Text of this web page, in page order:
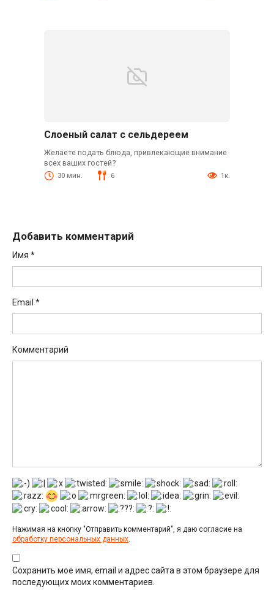
Слоеный салат с сельдереем
Желаете подать блюда, привлекающие внимание
всех ваших гостей?
30 мин. 6 1к.
Добавить комментарий
Имя *
Email *
Комментарий
Нажимая на кнопку "Отправить комментарий", я даю согласие на
обработку персональных данных
Сохранить моё имя, email и адрес сайта в этом браузере для
последующих моих комментариев.